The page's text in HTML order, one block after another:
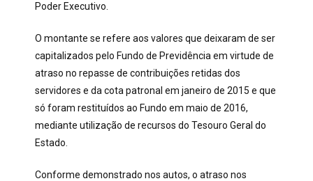
Poder Executivo.
O montante se refere aos valores que deixaram de ser
capitalizados pelo Fundo de Previdência em virtude de
atraso no repasse de contribuições retidas dos
servidores e da cota patronal em janeiro de 2015 e que
só foram restituídos ao Fundo em maio de 2016,
mediante utilização de recursos do Tesouro Geral do
Estado.
Conforme demonstrado nos autos, o atraso nos